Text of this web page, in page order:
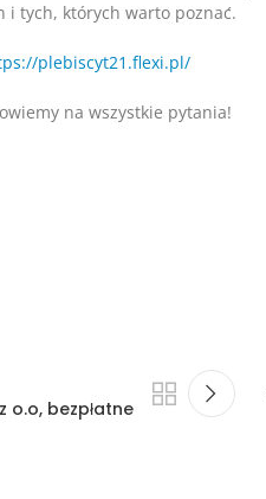
i tych, których warto poznać.
plebiscyt21.flexi.pl/
na wszystkie pytania!
o.o, bezpłatne